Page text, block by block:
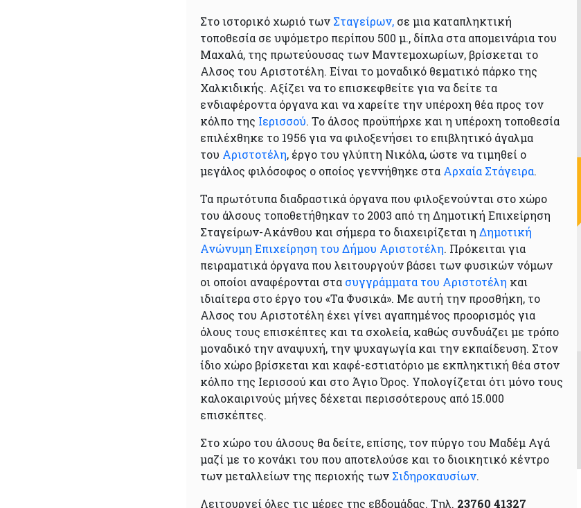
Στο ιστορικό χωριό των Σταγείρων,σε μια καταπληκτική
τοποθεσία σε υψόμετρο περίπου 500 μ., δίπλα στα απομεινάρια του
Μαχαλά, της πρωτεύουσας των Μαντεμοχωρίων, βρίσκεται το
Αλσος του Αριστοτέλη. Είναι το μοναδικό θεματικό πάρκο της
Χαλκιδικής. Αξίζει να το επισκεφθείτε για να δείτε τα
ενδιαφέροντα όργανα και να χαρείτε την υπέροχη θέα προς τον
κόλπο της Ιερισσού. Το άλσος προϋπήρχε και η υπέροχη τοποθεσία
επιλέχθηκε το 1956 για να φιλοξενήσει το επιβλητικό άγαλμα
του Αριστοτέλη, έργο του γλύπτη Νικόλα, ώστε να τιμηθεί ο
μεγάλος φιλόσοφος ο οποίος γεννήθηκε στα Αρχαία Στάγειρα.
Τα πρωτότυπα διαδραστικά όργανα που φιλοξενούνται στο χώρο
του άλσους τοποθετήθηκαν το 2003 από τη Δημοτική Επιχείρηση
Σταγείρων-Ακάνθου και σήμερα το διαχειρίζεται η Δημοτική
Ανώνυμη Επιχείρηση του Δήμου Αριστοτέλη. Πρόκειται για
πειραματικά όργανα που λειτουργούν βάσει των φυσικών νόμων
οι οποίοι αναφέρονται στα συγγράμματα του Αριστοτέλη και
ιδιαίτερα στο έργο του «Τα Φυσικά». Με αυτή την προσθήκη, το
Αλσος του Αριστοτέλη έχει γίνει αγαπημένος προορισμός για
όλους τους επισκέπτες και τα σχολεία, καθώς συνδυάζει με τρόπο
μοναδικό την αναψυχή, την ψυχαγωγία και την εκπαίδευση. Στον
ίδιο χώρο βρίσκεται και καφέ-εστιατόριο με εκπληκτική θέα στον
κόλπο της Ιερισσού και στο Άγιο Όρος. Υπολογίζεται ότι μόνο τους
καλοκαιρινούς μήνες δέχεται περισσότερους από 15.000
επισκέπτες.
Στο χώρο του άλσους θα δείτε, επίσης, τον πύργο του Μαδέμ Αγά
μαζί με το κονάκι του που αποτελούσε και το διοικητικό κέντρο
των μεταλλείων της περιοχής των Σιδηροκαυσίων.
Λειτουργεί όλες τις μέρες της εβδομάδας. Τηλ. 23760 41327